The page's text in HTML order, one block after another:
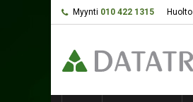
Myynti 010 422 1315 Huolto